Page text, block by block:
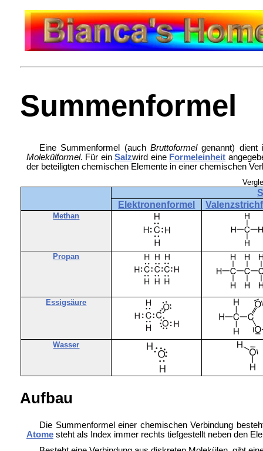
Summenformel
Eine Summenformel (auchBruttoformelgenannt) dient
Molekülformel. Für einSalzwird eine Formeleinheit
der beteiligten chemischen Elemente in einer chemischen
Elektronenformel
Methan
Propan
Essigsäure
Wasser
Aufbau
Die Summenformel einer chemischen Verbindung
Atomesteht als Index immer rechts tiefgestellt neben den